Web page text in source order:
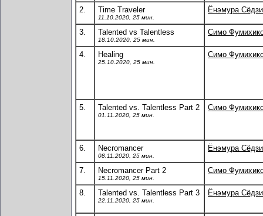
2. Time Traveler
11.10.2020, 25 мин.
Ёнэмура Сёдзи
3. Talented vs Talentless
18.10.2020, 25 мин.
Симо
4. Healing
25.10.2020, 25 мин.
Симо
5. Talented vs. Talentless Part 2
01.11.2020, 25 мин.
Симо
6. Necromancer
08.11.2020, 25 мин.
Ёнэмура Сёдзи
7. Necromancer Part 2
15.11.2020, 25 мин.
Симо
8. Talented vs. Talentless Part 3
22.11.2020, 25 мин.
Ёнэмура Сёдзи